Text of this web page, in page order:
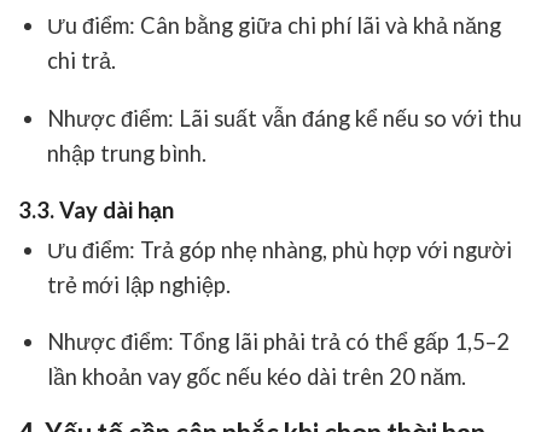
Ưu điểm: Cân bằng giữa chi phí lãi và khả năng
chi trả.
Nhược điểm: Lãi suất vẫn đáng kể nếu so với thu
nhập trung bình.
3.3. Vay dài hạn
Ưu điểm: Trả góp nhẹ nhàng, phù hợp với người
trẻ mới lập nghiệp.
Nhược điểm: Tổng lãi phải trả có thể gấp 1,5–2
lần khoản vay gốc nếu kéo dài trên 20 năm.